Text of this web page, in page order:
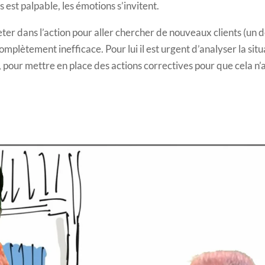
palpable, les émotions s’invitent.
dans l’action pour aller chercher de nouveaux clients (un
inefficace. Pour lui il est urgent d’analyser la
mettre en place des actions correctives pour que cela